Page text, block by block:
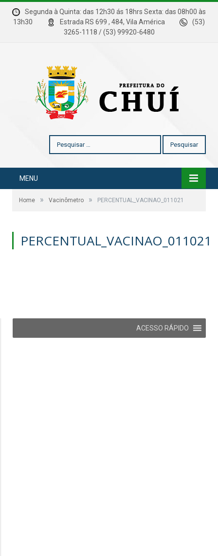
Segunda à Quinta: das 12h30 ás 18hrs Sexta: das 08h00 às
13h30
Estrada RS 699 , 484, Vila América
(53)
3265-1118 / (53) 99920-6480
MENU
Home » Vacinômetro » PERCENTUAL_VACINAO_011021
PERCENTUAL_VACINAO_011021
ACESSO RÁPIDO